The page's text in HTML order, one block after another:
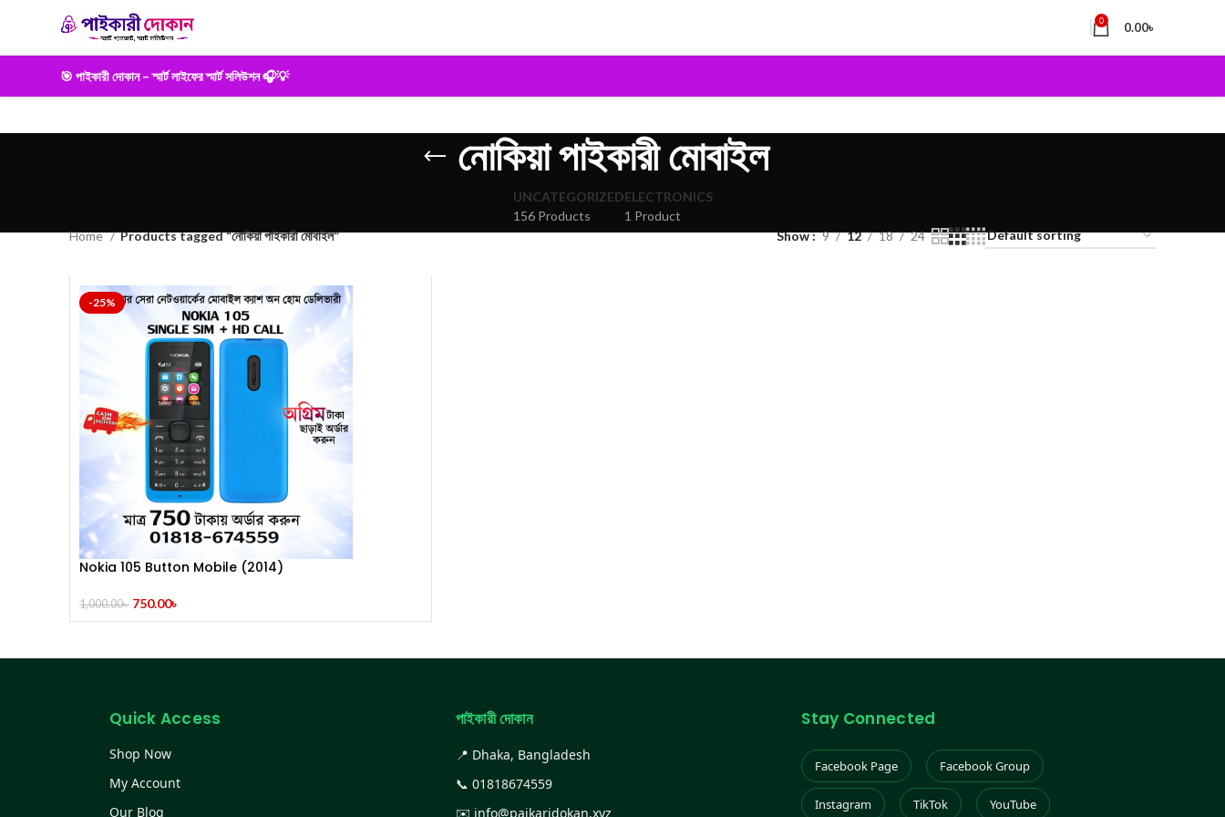
0 0.00৳
🎯 পাইকারী দোকান – স্মার্ট লাইফের স্মার্ট সলিউশন 🎧💡
নোকিয়া পাইকারী মোবাইল
UNCATEGORIZED
156 Products
ELECTRONICS
1 Product
Home
Products tagged “নোকিয়া পাইকারী মোবাইল” Show 9 12 18 24
-25%
Nokia 105 Button Mobile (2014)
1,000.00৳ 750.00৳
Quick Access
Shop Now
My Account
Our Blog
পাইকারী দোকান
📍 Dhaka, Bangladesh
📞 01818674559
✉️ info@paikaridokan.xyz
Stay Connected
Facebook Page Facebook Group
Instagram TikTok YouTube